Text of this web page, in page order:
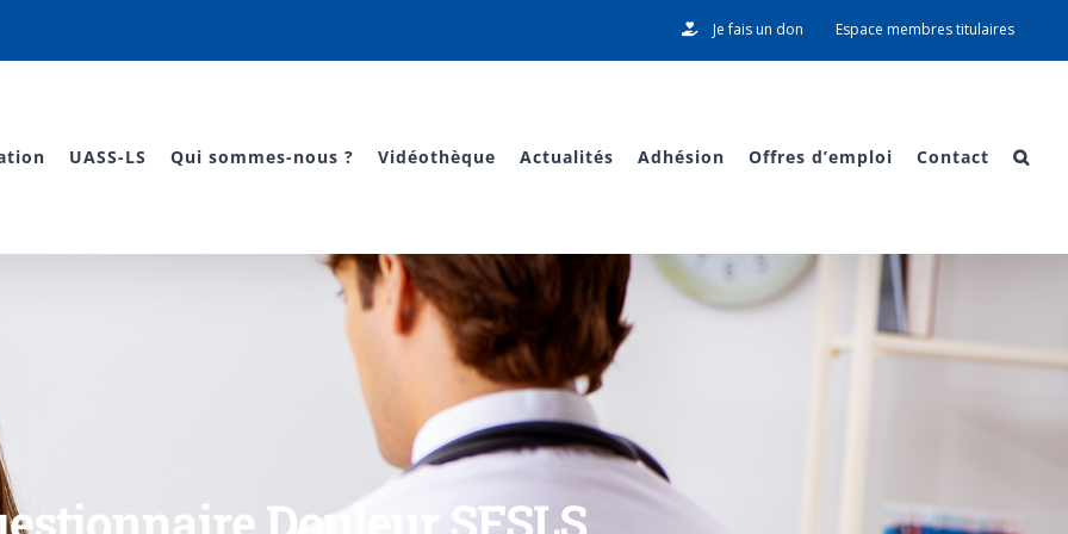
Je fais un don Espace membres titulaires
UASS-LS Qui sommes-nous ? Vidéothèque Actualités Adhésion Offres d’emploi Contact